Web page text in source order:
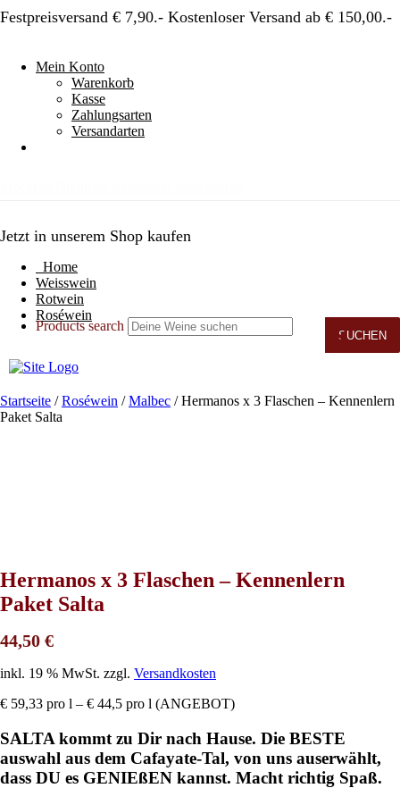
Festpreisversand € 7,90.- Kostenloser Versand ab € 150,00.-
Mein Konto
Warenkorb
Kasse
Zahlungsarten
Versandarten
Jetzt in unserem Shop kaufen
Home
Weisswein
Rotwein
Roséwein
Products search
SUCHEN
Startseite /Roséwein /Malbec /Hermanos x 3 Flaschen – Kennenlern
Paket Salta
Hermanos x 3 Flaschen – Kennenlern
Paket Salta
44,50 €
inkl. 19 % MwSt. zzgl. Versandkosten
€ 59,33 pro l – € 44,5 pro l (ANGEBOT)
SALTA kommt zu Dir nach Hause. Die BESTE
auswahl aus dem Cafayate-Tal, von uns auserwählt,
dass DU es GENIEßEN kannst. Macht richtig Spaß.